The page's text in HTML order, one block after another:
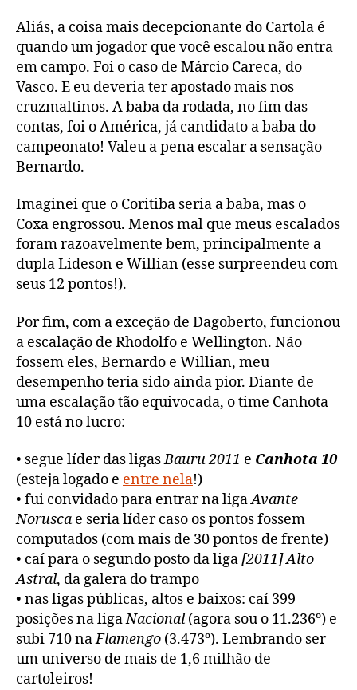
Aliás, a coisa mais decepcionante do Cartola é
quando um jogador que você escalou não entra
em campo. Foi o caso de Márcio Careca, do
Vasco. E eu deveria ter apostado mais nos
cruzmaltinos. A baba da rodada, no fim das
contas, foi o América, já candidato a baba do
campeonato! Valeu a pena escalar a sensação
Bernardo.
Imaginei que o Coritiba seria a baba, mas o
Coxa engrossou. Menos mal que meus escalados
foram razoavelmente bem, principalmente a
dupla Lideson e Willian (esse surpreendeu com
seus 12 pontos!).
Por fim, com a exceção de Dagoberto, funcionou
a escalação de Rhodolfo e Wellington. Não
fossem eles, Bernardo e Willian, meu
desempenho teria sido ainda pior. Diante de
uma escalação tão equivocada, o time Canhota
10 está no lucro:
• segue líder das ligasBauru 2011 e Canhota 10
(esteja logado e entre nela!)
• fui convidado para entrar na ligaAvante
Norusca e seria líder caso os pontos fossem
computados (com mais de 30 pontos de frente)
• caí para o segundo posto da liga[2011] Alto
Astral, da galera do trampo
• nas ligas públicas, altos e baixos: caí 399
posições na ligaNacional(agora sou o 11.236º) e
subi 710 naFlamengo (3.473º). Lembrando ser
um universo de mais de 1,6 milhão de
cartoleiros!